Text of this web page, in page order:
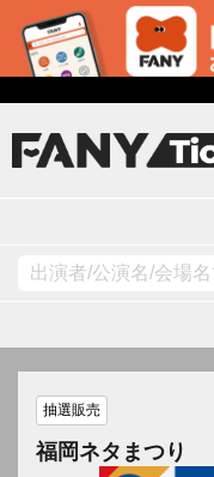
抽選販売
福岡ネタまつり